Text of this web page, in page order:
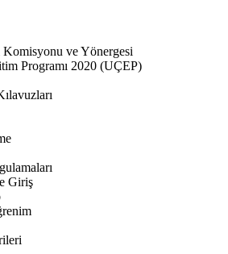
ve Yönergesi
Programı 2020 (UÇEP)
Giriş